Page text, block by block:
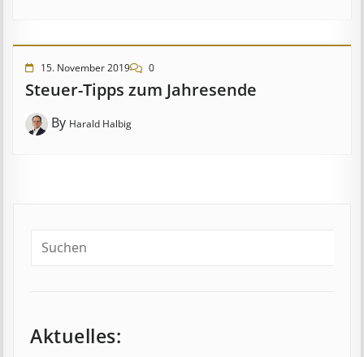
15. November 2019 0
Steuer-Tipps zum Jahresende
By Harald Halbig
Aktuelles: